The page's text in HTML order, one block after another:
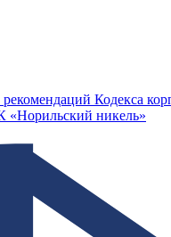
Кодекса
никель»